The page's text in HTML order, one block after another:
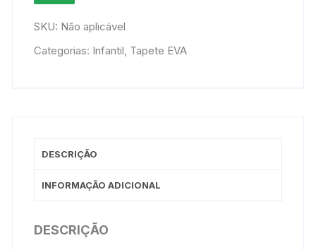
quantidade
DE
DESEJOS
SKU: Não aplicável
Categorias: Infantil Tapete EVA
DESCRIÇÃO
INFORMAÇÃO ADICIONAL
DESCRIÇÃO